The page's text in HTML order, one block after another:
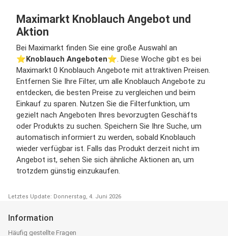
Maximarkt Knoblauch Angebot und
Aktion
Bei Maximarkt finden Sie eine große Auswahl an
⭐️Knoblauch Angeboten⭐️. Diese Woche gibt es bei
Maximarkt 0 Knoblauch Angebote mit attraktiven Preisen.
Entfernen Sie Ihre Filter, um alle Knoblauch Angebote zu
entdecken, die besten Preise zu vergleichen und beim
Einkauf zu sparen. Nutzen Sie die Filterfunktion, um
gezielt nach Angeboten Ihres bevorzugten Geschäfts
oder Produkts zu suchen. Speichern Sie Ihre Suche, um
automatisch informiert zu werden, sobald Knoblauch
wieder verfügbar ist. Falls das Produkt derzeit nicht im
Angebot ist, sehen Sie sich ähnliche Aktionen an, um
trotzdem günstig einzukaufen.
Letztes Update: Donnerstag, 4. Juni 2026
Information
Häufig gestellte Fragen